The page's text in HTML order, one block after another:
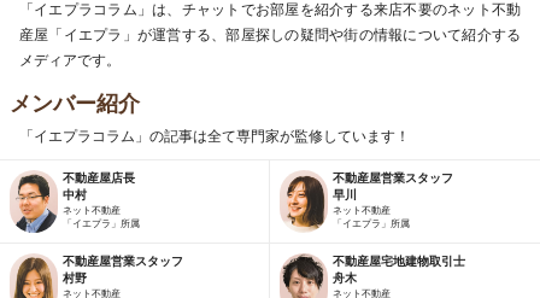
「イエプラコラム」は、チャットでお部屋を紹介する来店不要のネット不動
産屋「イエプラ」が運営する、部屋探しの疑問や街の情報について紹介する
メディアです。
メンバー紹介
「イエプラコラム」の記事は全て専門家が監修しています！
不動産屋店長
中村
ネット不動産
「イエプラ」所属
不動産屋営業スタッフ
早川
ネット不動産
「イエプラ」所属
不動産屋営業スタッフ
村野
ネット不動産
不動産屋宅地建物取引士
舟木
ネット不動産